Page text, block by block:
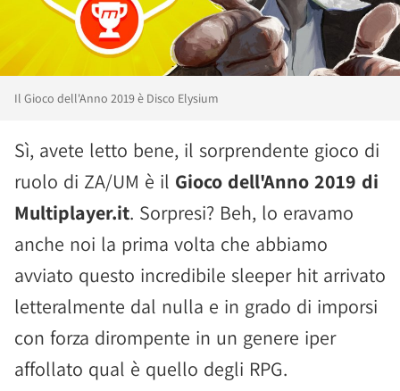
Il Gioco dell'Anno 2019 è Disco Elysium
Sì, avete letto bene, il sorprendente gioco di
ruolo di ZA/UM è il Gioco dell'Anno 2019 di
Multiplayer.it. Sorpresi? Beh, lo eravamo
anche noi la prima volta che abbiamo
avviato questo incredibile sleeper hit arrivato
letteralmente dal nulla e in grado di imporsi
con forza dirompente in un genere iper
affollato qual è quello degli RPG.